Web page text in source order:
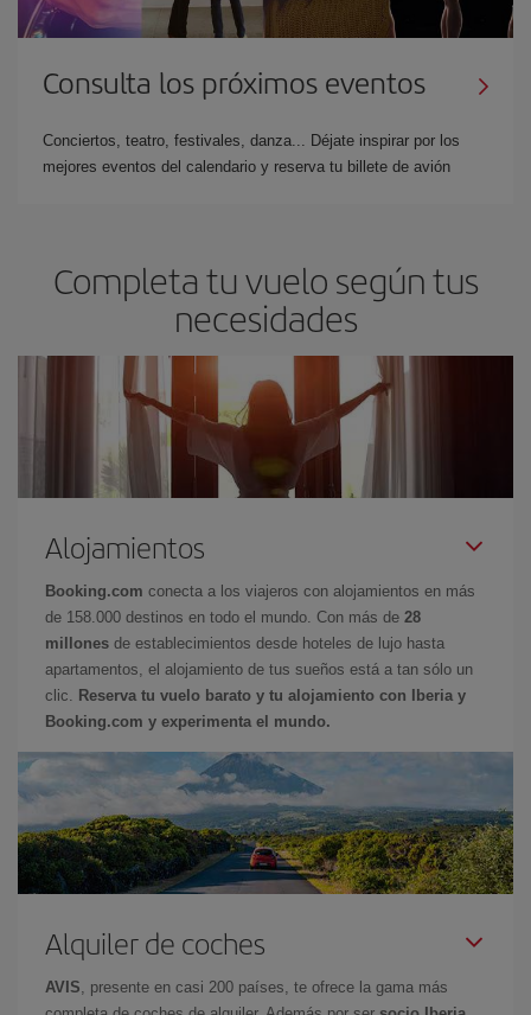
Consulta los próximos eventos
Conciertos, teatro, festivales, danza... Déjate inspirar por los
mejores eventos del calendario y reserva tu billete de avión
Completa tu vuelo según tus
necesidades
Alojamientos
Booking.com conecta a los viajeros con alojamientos en más
de 158.000 destinos en todo el mundo. Con más de 28
millones de establecimientos desde hoteles de lujo hasta
apartamentos, el alojamiento de tus sueños está a tan sólo un
clic.
Reserva tu vuelo barato y tu alojamiento con Iberia y
Booking.com y experimenta el mundo.
Alquiler de coches
AVIS , presente en casi 200 países, te ofrece la gama más